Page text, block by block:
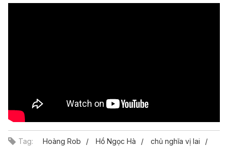
Tag: Hoàng Rob Hồ Ngọc Hà
chủ nghĩa vị lai